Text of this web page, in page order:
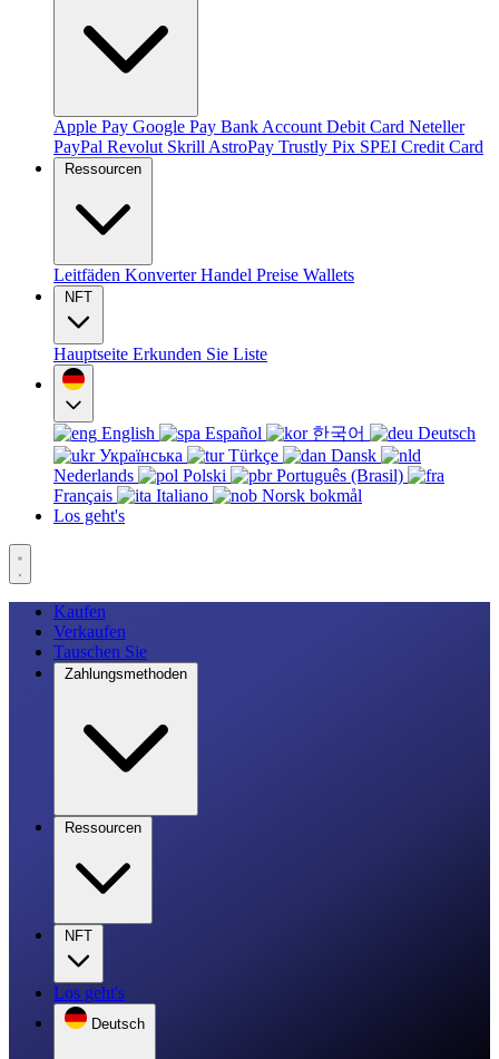
Apple Pay Google Pay Bank Account Debit Card Neteller
PayPal Revolut Skrill AstroPay Trustly Pix SPEI Credit Card
Ressourcen
Leitfäden KonverterHandel Preise Wallets
NFT
Hauptseite Erkunden Sie Liste
English Español 한국어
Deutsch
Українська
Türkçe
Dansk
Nederlands
Polski
Português (Brasil)
Français
Italiano
Norsk bokmål
Los geht's
Kaufen
Verkaufen
Tauschen Sie
Zahlungsmethoden
Ressourcen
NFT
Los geht's
Deutsch